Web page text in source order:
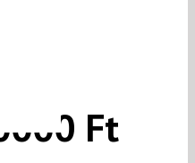
Ft